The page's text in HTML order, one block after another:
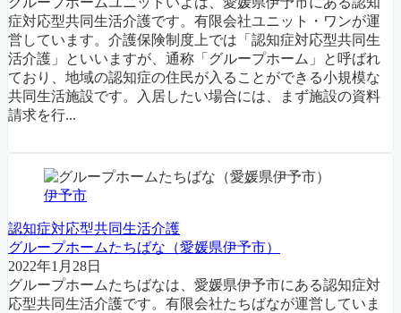
症対応型共同生活介護です。有限会社ユニット・ワンが運
営しています。介護保険制度上では「認知症対応型共同生
活介護」といいますが、通称「グループホーム」と呼ばれ
ており、地域の認知症の住民が入ることができる小規模な
共同生活施設です。入居したい場合には、まず施設の資料
請求を行...
伊予市
認知症対応型共同生活介護
グループホームたちばな（愛媛県伊予市）
2022年1月28日
グループホームたちばなは、愛媛県伊予市にある認知症対
応型共同生活介護です。有限会社たちばなが運営していま